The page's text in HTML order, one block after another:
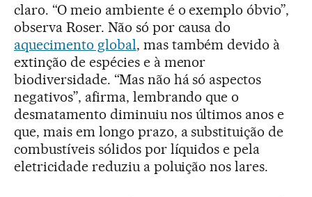
claro. “O meio ambiente é o exemplo óbvio”,
observa Roser. Não só por causa do
aquecimento global, mas também devido à
extinção de espécies e à menor
biodiversidade. “Mas não há só aspectos
negativos”, afirma, lembrando que o
desmatamento diminuiu nos últimos anos e
que, mais em longo prazo, a substituição de
combustíveis sólidos por líquidos e pela
eletricidade reduziu a poluição nos lares.